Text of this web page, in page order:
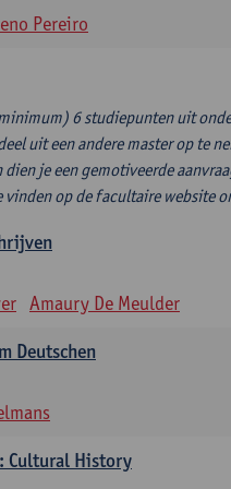
Pereiro
6 studiepunten uit
uit een andere master op te
je een gemotiveerde
op de facultaire website
Amaury De Meulder
Deutschen
Cultural History